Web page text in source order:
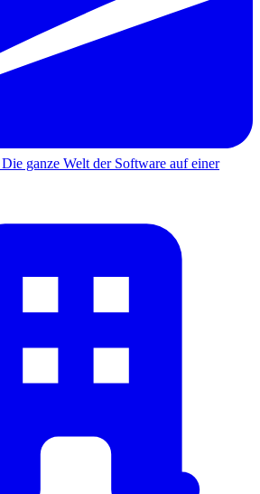
Die ganze Welt der Software auf einer